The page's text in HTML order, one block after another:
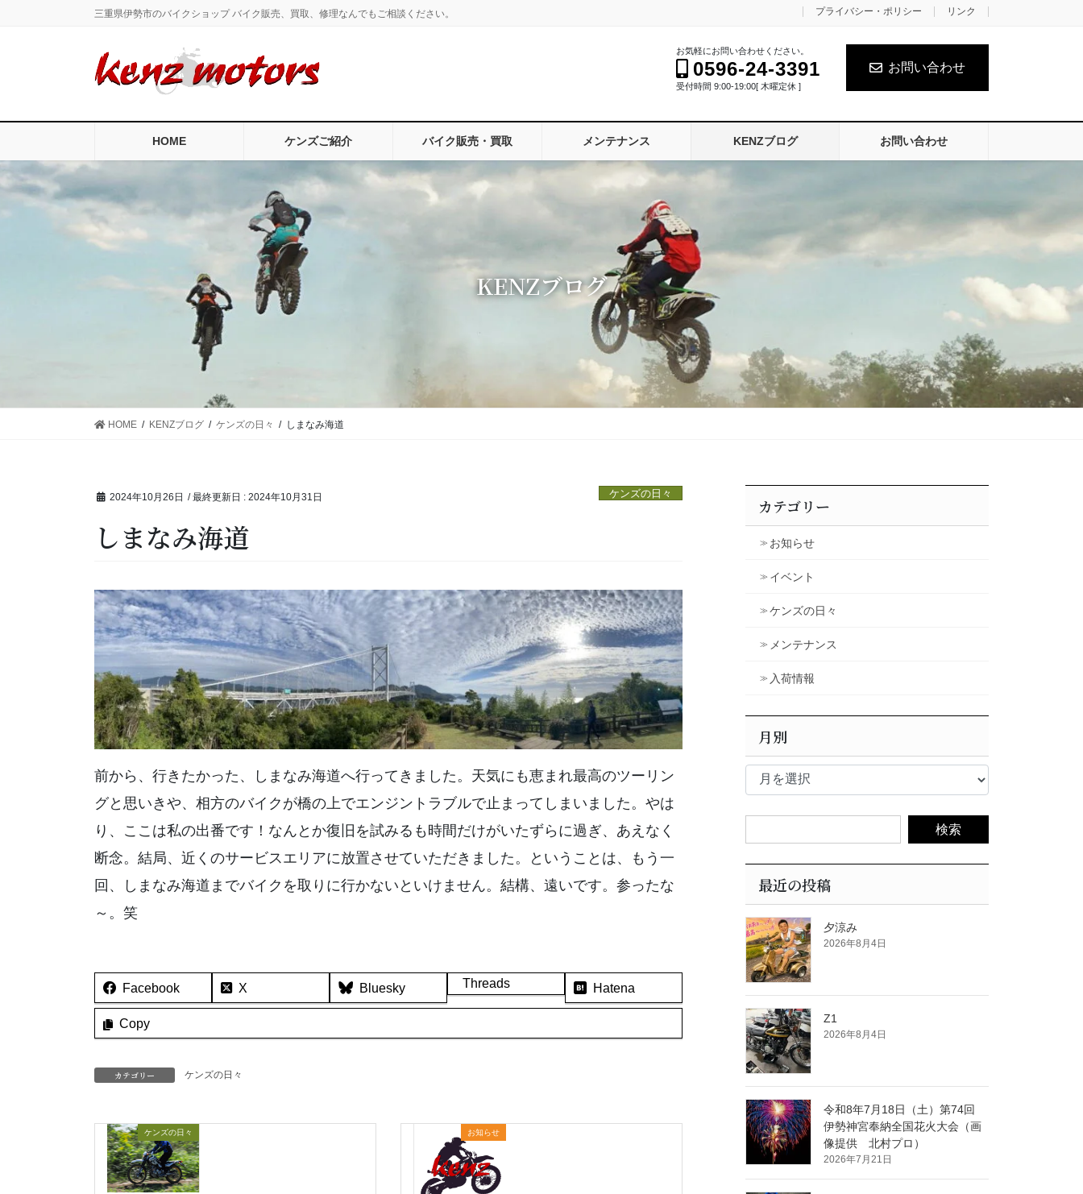
移
ン
移
三重県伊勢市のバイクショップ バイク販売、買取、修理なんでもご相談ください。 プライバシー・ポリシー リンク
お気軽にお問い合わせください。
0596-24-3391
受付時間 9:00-19:00[ 木曜定休 ]
お問い合わせ
HOME ケンズご紹介 バイク販売・買取 メンテナンス KENZブログ お問い合わせ
KENZブログ
HOME KENZブログ ケンズの日々 しまなみ海道
2024年10月26日 / 最終更新日 : 2024年10月31日 ケンズの日々
しまなみ海道
前から、行きたかった、しまなみ海道へ行ってきました。天気にも恵まれ最高のツーリン
グと思いきや、相方のバイクが橋の上でエンジントラブルで止まってしまいました。やは
り、ここは私の出番です！なんとか復旧を試みるも時間だけがいたずらに過ぎ、あえなく
断念。結局、近くのサービスエリアに放置させていただきました。ということは、もう一
回、しまなみ海道までバイクを取りに行かないといけません。結構、遠いです。参ったな
～。笑
Facebook X Bluesky Threads Hatena
Copy
カテゴリー ケンズの日々
ケンズの日々 お知らせ
カテゴリー
お知らせ
イベント
ケンズの日々
メンテナンス
入荷情報
月別
月
最近の投稿
夕涼み
2026年8月4日
Z1
2026年8月4日
令和8年7月18日（土）第74回
伊勢神宮奉納全国花火大会（画
像提供 北村プロ）
2026年7月21日